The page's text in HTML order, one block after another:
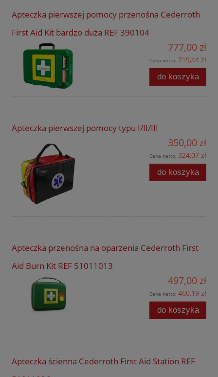
Apteczka pierwszej pomocy przenośna Cederroth
First Aid Kit bardzo duża REF 390104
777,00 zł
Cena netto: 719,44 zł
do koszyka
Apteczka pierwszej pomocy typu I/II/III
350,00 zł
Cena netto: 324,07 zł
do koszyka
Apteczka przenośna na oparzenia Cederroth First
Aid Burn Kit REF 51011013
497,00 zł
Cena netto: 460,19 zł
do koszyka
Apteczka ścienna Cederroth First Aid Station REF